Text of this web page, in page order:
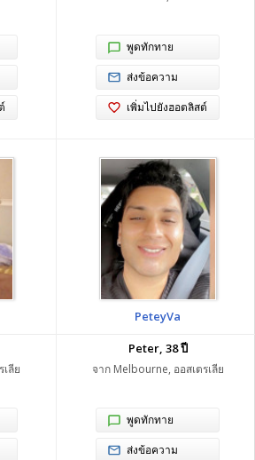
พูดทักทาย
ส่งข้อความ
เพิ่มไปยังฮอตลิสต์
ลีย
PeteyVa
Peter, 38 ปี
จาก Melbourne, ออสเตรเลีย
พูดทักทาย
ส่งข้อความ